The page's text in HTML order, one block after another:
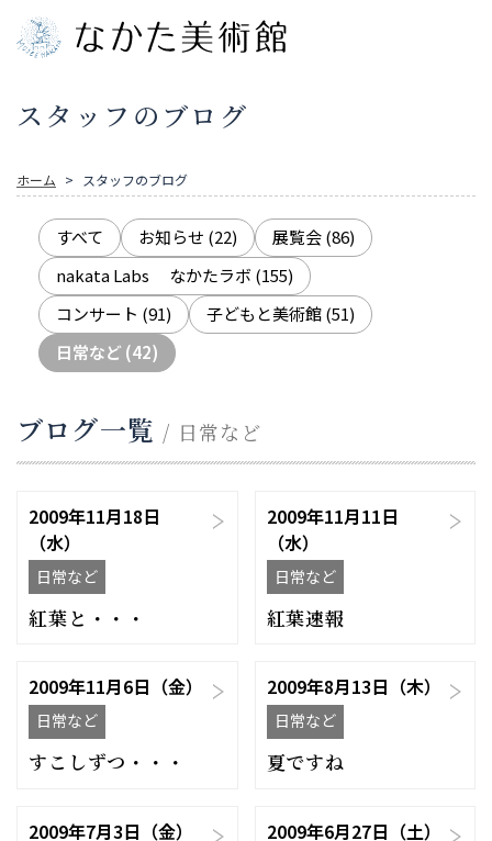
スタッフのブログ
ホーム スタッフのブログ
すべて お知らせ (22) 展覧会(86)
nakata Labs なかたラボ (155)
コンサート (91) 子どもと美術館(51)
日常など (42)
ブログ一覧 / 日常など
2009年11月18日
（水）
日常など
紅葉と・・・
2009年11月11日
（水）
日常など
紅葉速報
2009年11月6日（金）
日常など
すこしずつ・・・
2009年8月13日（木）
日常など
夏ですね
2009年7月3日（金） 2009年6月27日（土）